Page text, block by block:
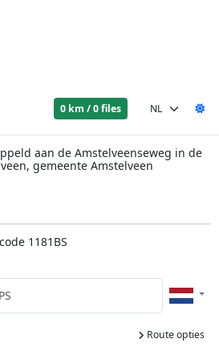
0 km / 0 files
aan de Amstelveenseweg in de
gemeente Amstelveen
1181BS
Route opties